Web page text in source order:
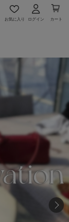
お気に入り ログイン カート